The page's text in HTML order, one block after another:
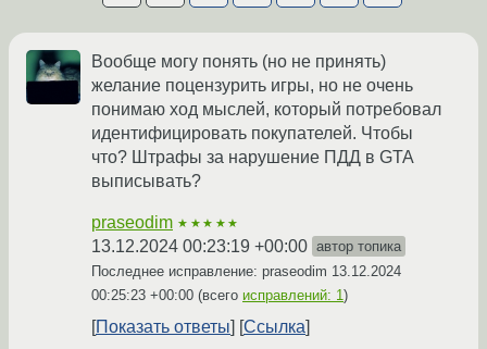
Вообще могу понять (но не принять)
желание поцензурить игры, но не очень
понимаю ход мыслей, который потребовал
идентифицировать покупателей. Чтобы
что? Штрафы за нарушение ПДД в GTA
выписывать?
praseodim ★★★★★
13.12.2024 00:23:19 +00:00 автор топика
Последнее исправление: praseodim 13.12.2024
00:25:23 +00:00 (всего исправлений: 1)
Показать ответы Ссылка